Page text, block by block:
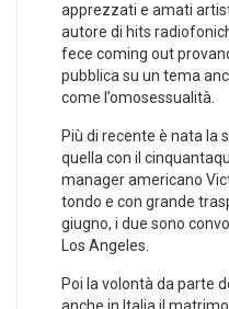
apprezzati e amati
autore di hits
fece coming out
pubblica su un tema
come l’omosessualità.
Più di recente è nata la
quella con il
manager americano
tondo e con grande
giugno, i due sono
Los Angeles.
Poi la volontà da parte